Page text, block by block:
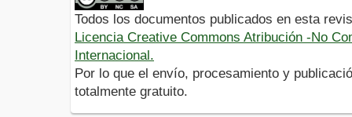
Todos los documentos publicados en esta
Licencia Creative Commons Atribución -No
Internacional.
Por lo que el envío, procesamiento y
totalmente gratuito.